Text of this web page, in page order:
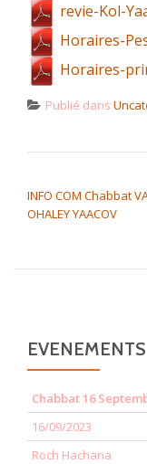
revie-Kol-
Horaires-
Horaires-
Publié dans
INFO COM Chabbat
OHALEY YAACOV
EVENEMENTS
Chabbat 16
16/09/2023
Roch Hachana